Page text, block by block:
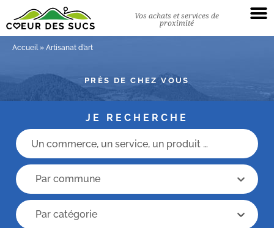
Vos achats et services de
proximité
Accueil» Artisanat d’art
PRÈS DE CHEZ VOUS
JE RECHERCHE
Champs recherche
recherche commune
recherche commune
Recherche categorie
Recherche categorie